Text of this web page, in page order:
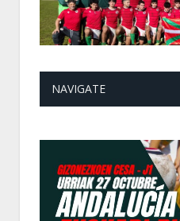
NAVIGATE